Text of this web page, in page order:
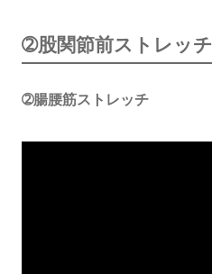
➁股関節前ストレッチ
➁腸腰筋ストレッチ